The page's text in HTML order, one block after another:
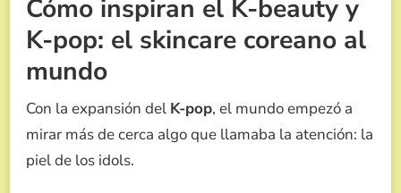
Cómo inspiran el K-beauty y
K-pop: el skincare coreano al
mundo
Con la expansión del K-pop, el mundo empezó a
mirar más de cerca algo que llamaba la atención: la
piel de los idols.